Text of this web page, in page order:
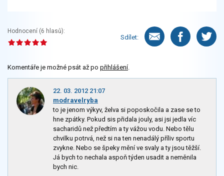
Hodnocení (6 hlasů):
Sdílet:
Komentáře je možné psát až po přihlášení.
22. 03. 2012 21:07
modravelryba
to je jenom výkyv, želva si poposkočila a zase se to
hne zpátky. Pokud sis přidala jouly, asi jsi jedla víc
sacharidů než předtím a ty vážou vodu. Nebo tělu
chvilku potrvá, než si na ten nenadálý příliv sportu
zvykne. Nebo se špeky mění ve svaly a ty jsou těžší.
Já bych to nechala aspoň týden usadit a neměnila
bych nic.